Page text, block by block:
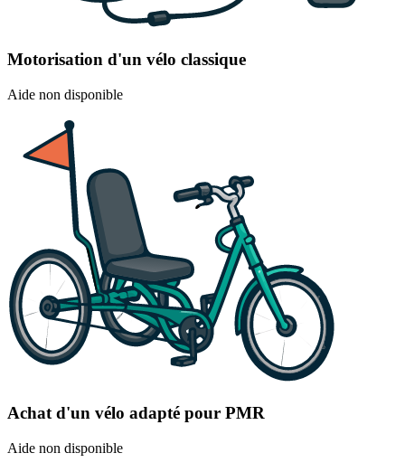
Motorisation d'un vélo classique
Aide non disponible
Achat d'un vélo adapté pour PMR
Aide non disponible